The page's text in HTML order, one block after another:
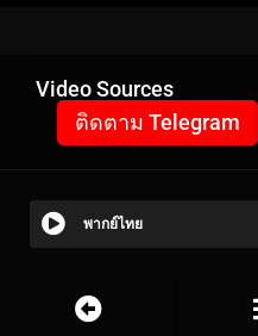
Video Sources
ติดตาม Telegram
พากย์ไทย